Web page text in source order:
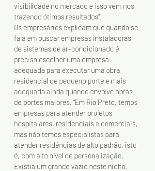
visibilidade no mercado e isso vem nos
trazendo ótimos resultados”.
Os empresários explicam que quando se
fala em buscar empresas instaladoras
de sistemas de ar-condicionado é
preciso escolher uma empresa
adequada para executar uma obra
residencial de pequeno porte e mais
adequada ainda quando envolve obras
de portes maiores. “Em Rio Preto, temos
empresas para atender projetos
hospitalares, residenciais e comerciais,
mas não temos especialistas para
atender residências de alto padrão, isto
é, com alto nível de personalização.
Existia um grande vazio neste nicho,